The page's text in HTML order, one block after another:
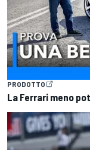
PRODOTTO
La Ferrari meno